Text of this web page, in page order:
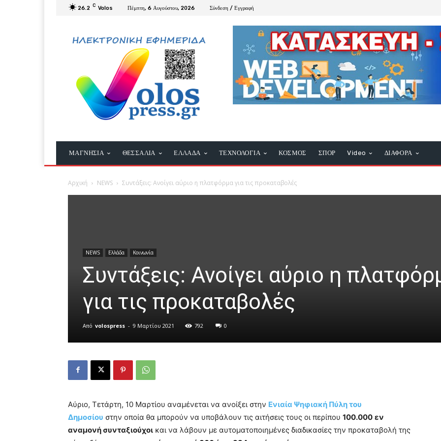
26.2 C Volos Πέμπτη, 6 Αυγούστου, 2026 Σύνδεση / Εγγραφή
ΜΑΓΝΗΣΙΑ ΘΕΣΣΑΛΙΑ ΕΛΛΑΔΑ ΤΕΧΝΟΛΟΓΙΑ ΚΟΣΜΟΣ ΣΠΟΡ Video ΔΙΑΦΟΡΑ
Αρχική NEWS Συντάξεις: Ανοίγει αύριο η πλατφόρμα για τις προκαταβολές
NEWS Ελλάδα Κοινωνία
Συντάξεις: Ανοίγει αύριο η
για τις προκαταβολές
Από volospress - 9 Μαρτίου 2021 792 0
Αύριο, Τετάρτη, 10 Μαρτίου αναμένεται να ανοίξει στην Ενιαία Ψηφιακή Πύλη του
Δημοσίου στην οποία θα μπορούν να υποβάλουν τις αιτήσεις τους οι περίπου 100.000 εν
αναμονή συνταξιούχοι και να λάβουν με αυτοματοποιημένες διαδικασίες την προκαταβολή της